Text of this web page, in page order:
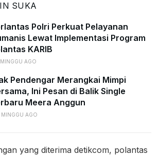
SUKA
Polri Perkuat Pelayanan
Lewat Implementasi Program
KARIB
MINGGU AGO
Pendengar Merangkai Mimpi
Ini Pesan di Balik Single
Meera Anggun
MINGGU AGO
yang diterima detikcom, polantas